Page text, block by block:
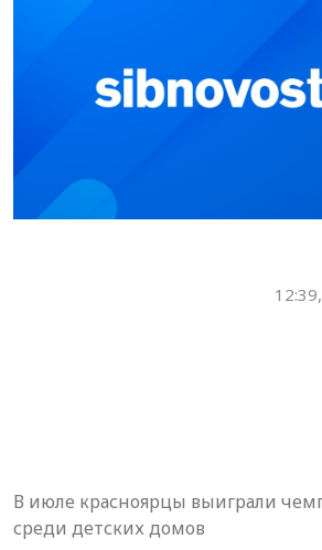
12:39,
В июле красноярцы выиграли
среди детских домов